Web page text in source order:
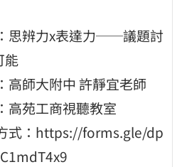
思辨力x表達力──議題討
能
高師大附中 許靜宜老師
高苑工商視聽教室
式：https://forms.gle/dp